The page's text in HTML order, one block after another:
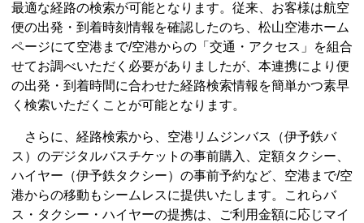
最適な経路の検索が可能となります。従来、お客様は航空
便の出発・到着時刻情報を確認したのち、松山空港ホーム
ページにて空港まで/空港からの「交通・アクセス」を組合
せてお調べいただく必要がありましたが、本連携により便
の出発・到着時間に合わせた経路検索情報を簡単かつ素早
く検索いただくことが可能となります。
さらに、経路検索から、空港リムジンバス（伊予鉄バ
ス）のデジタルバスチケットの事前購入、定額タクシー、
ハイヤー（伊予鉄タクシー）の事前予約など、空港まで/空
港からの移動もシームレスに提供いたします。これらバ
ス・タクシー・ハイヤーの提携は、ご利用金額に応じマイ